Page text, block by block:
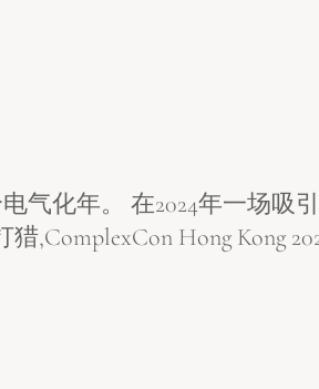
气化年。 在2024年一场吸
Hong Kong